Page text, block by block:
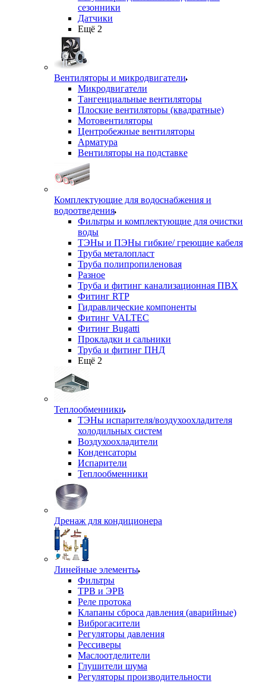
сезонники
Датчики
Ещё 2
Вентиляторы и микродвигатели
Микродвигатели
Тангенциальные вентиляторы
Плоские вентиляторы (квадратные)
Мотовентиляторы
Центробежные вентиляторы
Арматура
Вентиляторы на подставке
Комплектующие для водоснабжения и
водоотведения
Фильтры и комплектующие для очистки
воды
ТЭНы и ПЭНы гибкие/ греющие кабеля
Труба металопласт
Труба полипропиленовая
Разное
Труба и фитинг канализационная ПВХ
Фитинг RTP
Гидравлические компоненты
Фитинг VALTEC
Фитинг Bugatti
Прокладки и сальники
Труба и фитинг ПНД
Ещё 2
Теплообменники
ТЭНы испарителя/воздухоохладителя
холодильных систем
Воздухоохладители
Конденсаторы
Испарители
Теплообменники
Дренаж для кондиционера
Линейные элементы
Фильтры
ТРВ и ЭРВ
Реле протока
Клапаны сброса давления (аварийные)
Виброгасители
Регуляторы давления
Рессиверы
Маслоотделители
Глушители шума
Регуляторы производительности